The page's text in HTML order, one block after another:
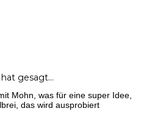
hat gesagt…
Mohn, was für eine super Idee,
das wird ausprobiert